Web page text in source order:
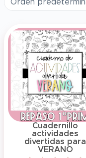
Cuadernillo
actividades
divertidas para
VERANO